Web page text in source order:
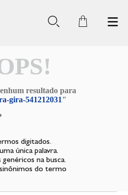
resultado para
gira-541212031 "
digitados.
única palavra.
na busca.
do termo